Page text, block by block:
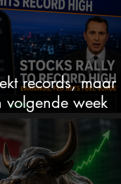
records, maar
volgende week